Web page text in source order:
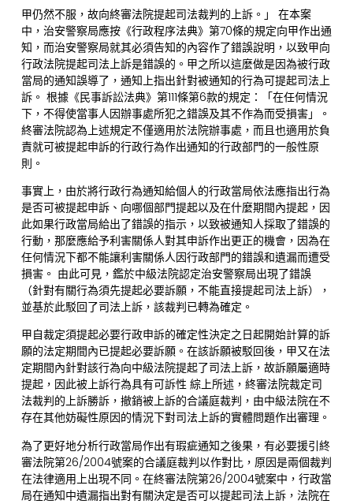
甲仍然不服，故向終審法院提起司法裁判的上訴。」 在本案
中，治安警察局應按《行政程序法典》第70條的規定向甲作出通
知，而治安警察局就其必須告知的內容作了錯誤說明，以致甲向
行政法院提起司法上訴是錯誤的。甲之所以這麼做是因為被行政
當局的通知誤導了，通知上指出針對被通知的行為可提起司法上
訴。 根據《民事訴訟法典》第111條第6款的規定：「在任何情況
下，不得使當事人因辦事處所犯之錯誤及其不作為而受損害」。
終審法院認為上述規定不僅適用於法院辦事處，而且也適用於負
責就可被提起申訴的行政行為作出通知的行政部門的一般性原
則。
事實上，由於將行政行為通知給個人的行政當局依法應指出行為
是否可被提起申訴、向哪個部門提起以及在什麼期間內提起，因
此如果行政當局給出了錯誤的指示，以致被通知人採取了錯誤的
行動，那麼應給予利害關係人對其申訴作出更正的機會，因為在
任何情況下都不能讓利害關係人因行政部門的錯誤和遺漏而遭受
損害。 由此可見，鑑於中級法院認定治安警察局出現了錯誤
（針對有關行為須先提起必要訴願，不能直接提起司法上訴），
並基於此駁回了司法上訴，該裁判已轉為確定。
甲自裁定須提起必要行政申訴的確定性決定之日起開始計算的訴
願的法定期間內已提起必要訴願。在該訴願被駁回後，甲又在法
定期間內針對該行為向中級法院提起了司法上訴，故訴願屬適時
提起，因此被上訴行為具有可訴性 綜上所述，終審法院裁定司
法裁判的上訴勝訴，撤銷被上訴的合議庭裁判，由中級法院在不
存在其他妨礙性原因的情況下對司法上訴的實體問題作出審理。
為了更好地分析行政當局作出有瑕疵通知之後果，有必要援引終
審法院第26/2004號案的合議庭裁判以作對比，原因是兩個裁判
在法律適用上出現不同。在終審法院第26/2004號案中，行政當
局在通知中遺漏指出對有關決定是否可以提起司法上訴，法院在